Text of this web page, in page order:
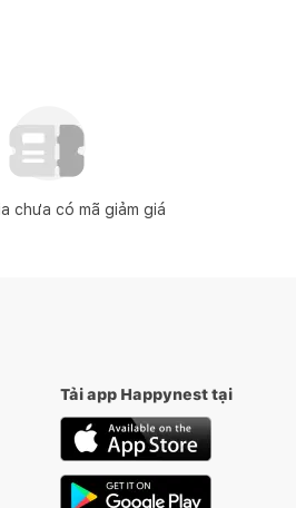
chưa có mã giảm giá
Tải app Happynest tại